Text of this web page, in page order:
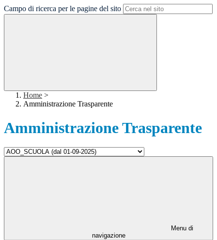
Campo di ricerca per le pagine del sito
Home >
Amministrazione Trasparente
Amministrazione Trasparente
Menu di
navigazione